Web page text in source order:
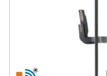
Thay pin
Pin iPhone